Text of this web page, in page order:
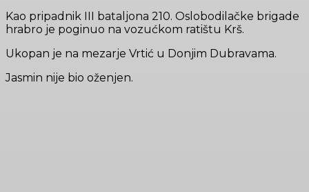
Kao pripadnik III bataljona 210. Oslobodilačke brigade
hrabro je poginuo na vozućkom ratištu Krš.
Ukopan je na mezarje Vrtić u Donjim Dubravama.
Jasmin nije bio oženjen.